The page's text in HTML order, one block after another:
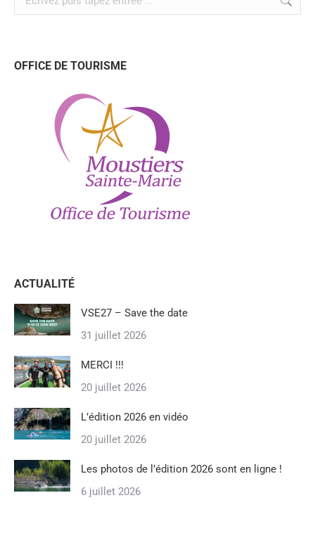
OFFICE DE TOURISME
ACTUALITÉ
VSE27 – Save the date
31 juillet 2026
MERCI !!!
20 juillet 2026
L’édition 2026 en vidéo
20 juillet 2026
Les photos de l’édition 2026 sont en ligne !
6 juillet 2026